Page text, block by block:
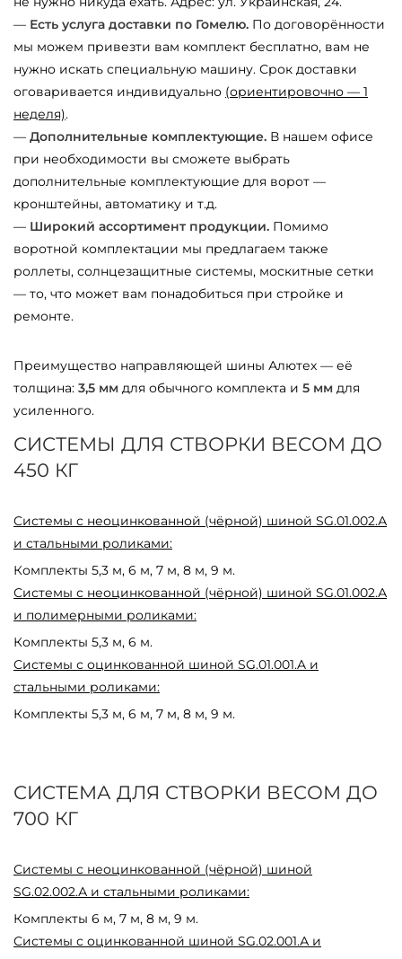
— Есть услуга доставки по Гомелю. По договорённости
мы можем привезти вам комплект бесплатно, вам не
нужно искать специальную машину. Срок доставки
оговаривается индивидуально (ориентировочно — 1
неделя).
— Дополнительные комплектующие. В нашем офисе
при необходимости вы сможете выбрать
дополнительные комплектующие для ворот —
кронштейны, автоматику и т.д.
— Широкий ассортимент продукции. Помимо
воротной комплектации мы предлагаем также
роллеты, солнцезащитные системы, москитные сетки
— то, что может вам понадобиться при стройке и
ремонте.
Преимущество направляющей шины Алютех — её
толщина: 3,5 мм для обычного комплекта и 5 мм для
усиленного.
СИСТЕМЫ ДЛЯ СТВОРКИ ВЕСОМ ДО
450 КГ
Системы с неоцинкованной (чёрной) шиной SG.01.002.А
и стальными роликами:
Комплекты 5,3 м, 6 м, 7 м, 8 м, 9 м.
Системы с неоцинкованной (чёрной) шиной SG.01.002.А
и полимерными роликами:
Комплекты 5,3 м, 6 м.
Системы с оцинкованной шиной SG.01.001.A и
стальными роликами:
Комплекты 5,3 м, 6 м, 7 м, 8 м, 9 м.
СИСТЕМА ДЛЯ СТВОРКИ ВЕСОМ ДО
700 КГ
Системы с неоцинкованной (чёрной) шиной
SG.02.002.А и стальными роликами:
Комплекты 6 м, 7 м, 8 м, 9 м.
Системы с оцинкованной шиной SG.02.001.А и